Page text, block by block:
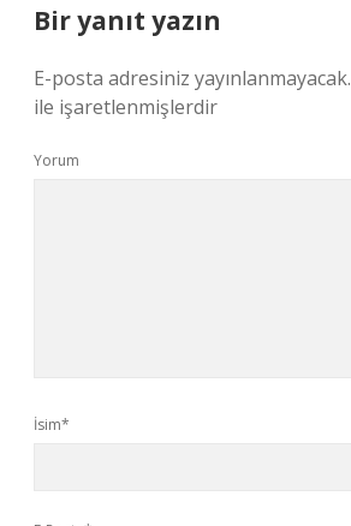
Bir yanıt yazın
E-posta adresiniz yayınlanmayacak.
ile işaretlenmişlerdir
Yorum
İsim*